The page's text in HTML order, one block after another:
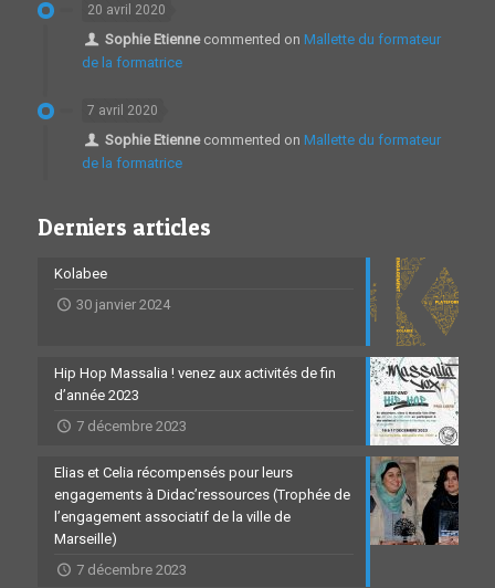
20 avril 2020
Sophie Etiennecommented on Mallette du formateur
de la formatrice
7 avril 2020
Sophie Etiennecommented on Mallette du formateur
de la formatrice
Derniers articles
Kolabee
30 janvier 2024
Hip Hop Massalia ! venez aux activités de fin
d’année 2023
7 décembre 2023
Elias et Celia récompensés pour leurs
engagements à Didac’ressources (Trophée de
l’engagement associatif de la ville de
Marseille)
7 décembre 2023